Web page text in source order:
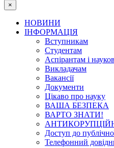
×
НОВИНИ
ІНФОРМАЦІЯ
Вступникам
Студентам
Аспірантам і
Викладачам
Вакансії
Документи
Цікаво про науку
ВАША БЕЗПЕКА
ВАРТО ЗНАТИ!
Доступ до
Телефонний